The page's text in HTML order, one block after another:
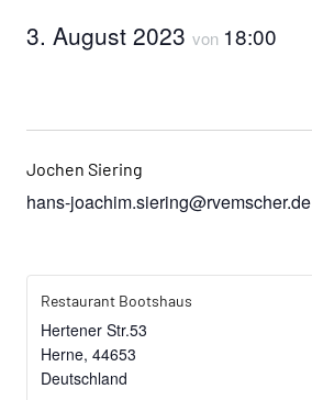
3. August 2023 von 18:00
Jochen Siering
hans-joachim.siering@rvemscher.de
Restaurant Bootshaus
Hertener Str.53
Herne, 44653
Deutschland